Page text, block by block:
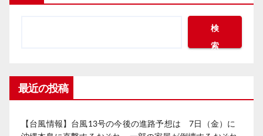
検
索
最近の投稿
【台風情報】台風13号の今後の進路予想は 7日（金）に